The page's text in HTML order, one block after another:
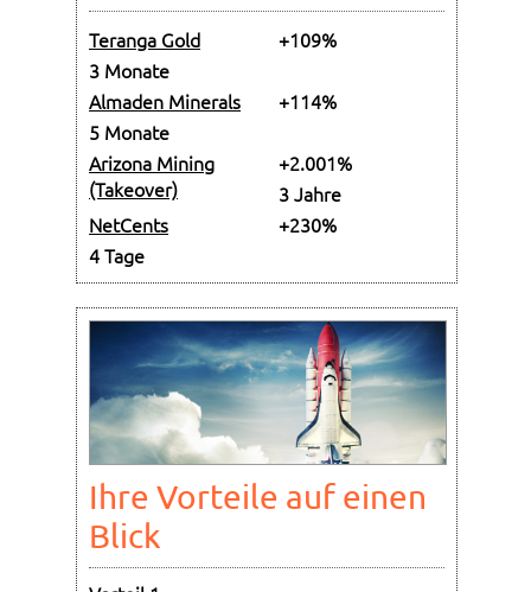
Teranga Gold
+109%
3 Monate
Almaden Minerals
+114%
5 Monate
Arizona Mining
(Takeover)
+2.001%
3 Jahre
NetCents
+230%
4 Tage
Ihre Vorteile auf einen
Blick